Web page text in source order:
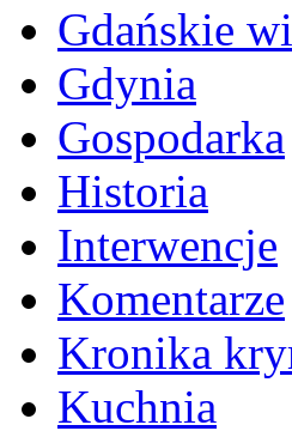
Gdańskie
Gdynia
Gospodarka
Historia
Interwencje
Komentarze
Kronika
Kuchnia